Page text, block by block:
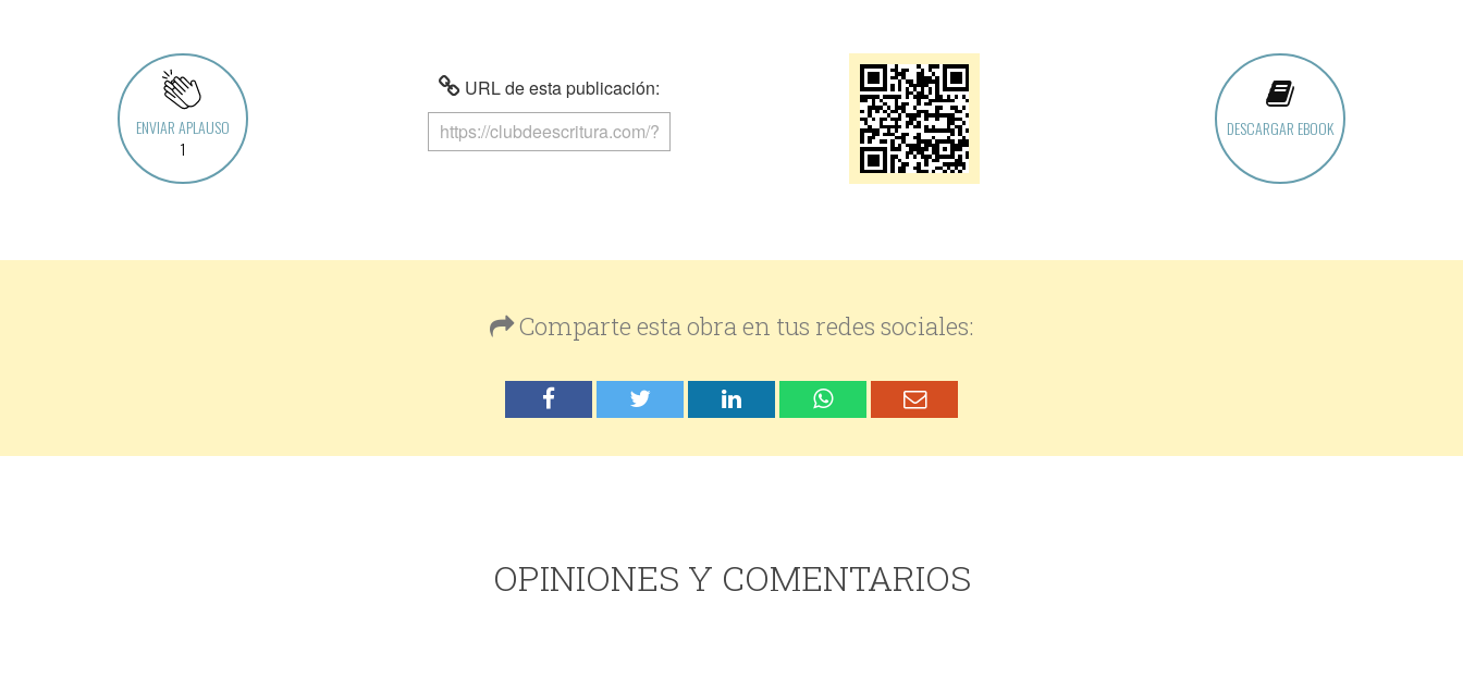
ENVIAR APLAUSO
1
URL de esta publicación:
DESCARGAR EBOOK
Comparte esta obra en tus redes sociales:
OPINIONES Y COMENTARIOS